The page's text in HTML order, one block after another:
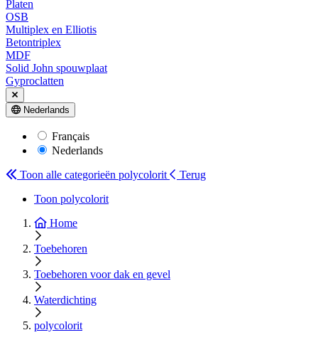
Platen
OSB
Multiplex en Elliotis
Betontriplex
MDF
Solid John spouwplaat
Gyproclatten
Nederlands
Français
Nederlands
Toon alle categorieën polycolorit
Terug
Toon polycolorit
Home
Toebehoren
Toebehoren voor dak en gevel
Waterdichting
polycolorit